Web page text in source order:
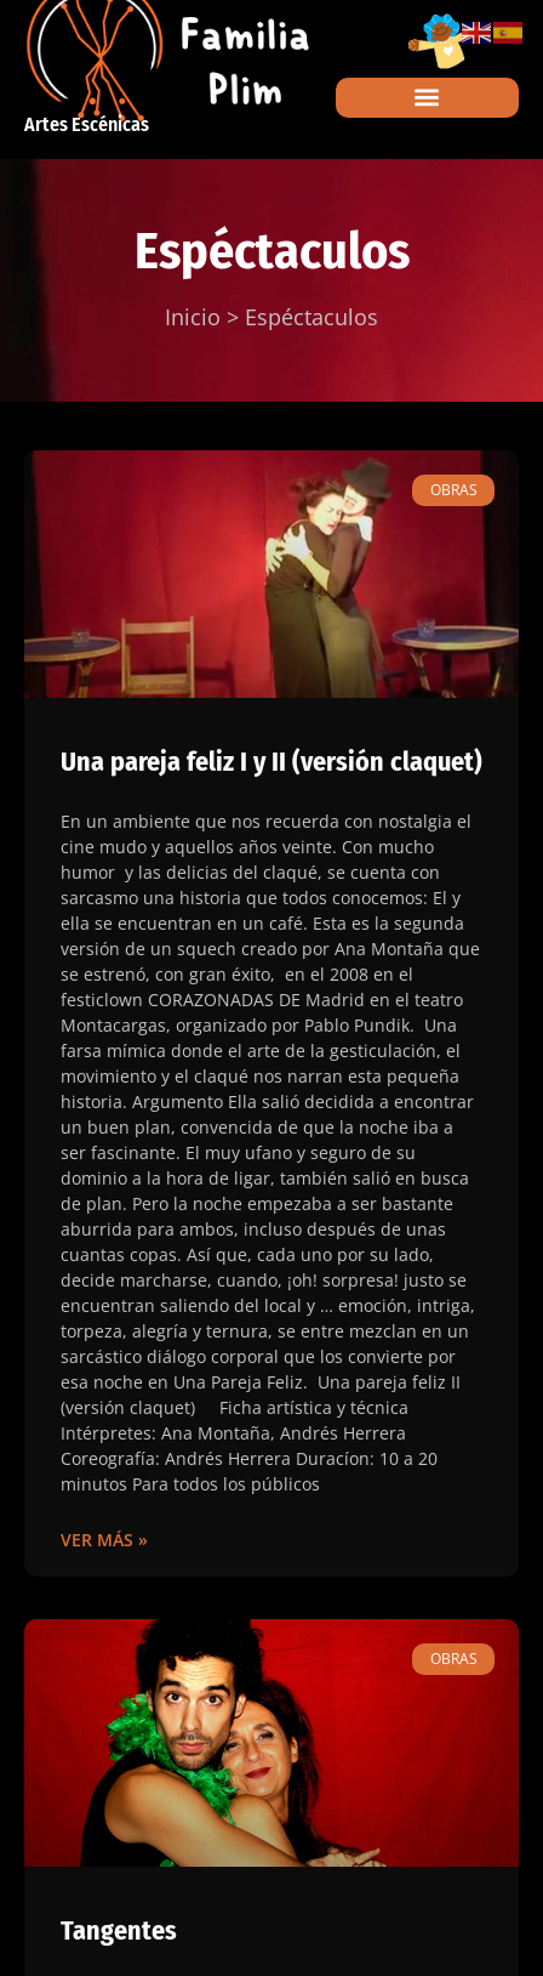
Artes Escénicas
Espéctaculos
Inicio > Espéctaculos
OBRAS
Una pareja feliz I y II (versión claquet)
En un ambiente que nos recuerda con nostalgia el
cine mudo y aquellos años veinte. Con mucho
humor y las delicias del claqué, se cuenta con
sarcasmo una historia que todos conocemos: El y
ella se encuentran en un café. Esta es la segunda
versión de un squech creado por Ana Montaña que
se estrenó, con gran éxito, en el 2008 en el
festiclown CORAZONADAS DE Madrid en el teatro
Montacargas, organizado por Pablo Pundik. Una
farsa mímica donde el arte de la gesticulación, el
movimiento y el claqué nos narran esta pequeña
historia. Argumento ​Ella salió decidida a encontrar
un buen plan, convencida de que la noche iba a
ser fascinante. El muy ufano y seguro de su
dominio a la hora de ligar, también salió en busca
de plan. Pero la noche empezaba a ser bastante
aburrida para ambos, incluso después de unas
cuantas copas. Así que, cada uno por su lado,
decide marcharse, cuando, ¡oh! sorpresa! justo se
encuentran saliendo del local y … emoción, intriga,
torpeza, alegría y ternura, se entre mezclan en un
sarcástico diálogo corporal que los convierte por
esa noche en Una Pareja Feliz. Una pareja feliz II
(versión claquet) Ficha artística y técnica
Intérpretes: Ana Montaña, Andrés Herrera
Coreografía: Andrés Herrera Duracíon: 10 a 20
minutos Para todos los públicos
VER MÁS »
OBRAS
Tangentes